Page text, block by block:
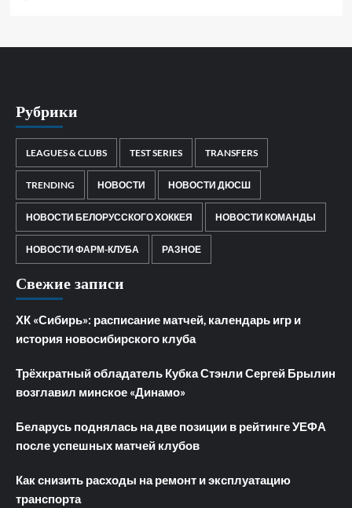
Рубрики
LEAGUES & CLUBS TEST SERIES TRANSFERS
TRENDING НОВОСТИ НОВОСТИ ДЮСШ
НОВОСТИ БЕЛОРУССКОГО ХОККЕЯ НОВОСТИ КОМАНДЫ
НОВОСТИ ФАРМ-КЛУБА РАЗНОЕ
Свежие записи
ХК «Сибирь»: расписание матчей, календарь игр и
история новосибирского клуба
Трёхкратный обладатель Кубка Стэнли Сергей Брылин
возглавил минское «Динамо»
Беларусь поднялась на две позиции в рейтинге УЕФА
после успешных матчей клубов
Как снизить расходы на ремонт и эксплуатацию
транспорта